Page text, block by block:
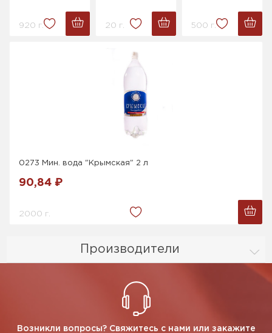
Производители
920 г. 20 г. 500 г.
0273 Мин. вода "Крымская" 2 л
90,84 ₽
2000 г.
Возникли вопросы? Свяжитесь с нами или закажите